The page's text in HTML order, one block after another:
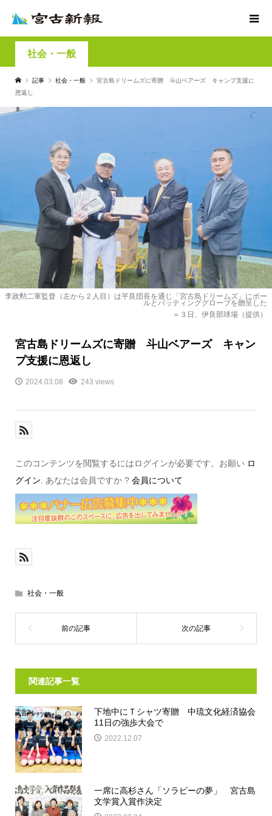
社会・一般
記事 社会・一般
宮古島ドリームズに寄贈 斗山ベアーズ キャンプ支援に
恩返し
李政勲二軍監督（左から２人目）は平良団長を通じ「宮古島ドリームズ」にボー
ルとバッティンググローブを贈呈した
＝３日、伊良部球場（提供）
宮古島ドリームズに寄贈 斗山ベアーズ キャン
プ支援に恩返し
2024.03.08 243 views
このコンテンツを閲覧するにはログインが必要です。お願い ロ
グイン . あなたは会員ですか ? 会員について
社会・一般
関連記事一覧
下地中にＴシャツ寄贈 中琉文化経済協会
11日の強歩大会で
2022.12.07
一席に高杉さん「ソラピーの夢」 宮古島
文学賞入賞作決定